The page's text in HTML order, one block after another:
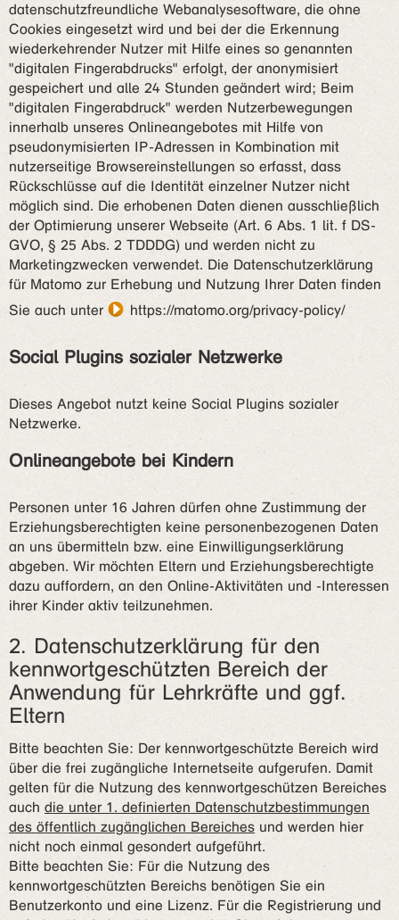
datenschutzfreundliche Webanalysesoftware, die ohne
Cookies eingesetzt wird und bei der die Erkennung
wiederkehrender Nutzer mit Hilfe eines so genannten
"digitalen Fingerabdrucks" erfolgt, der anonymisiert
gespeichert und alle 24 Stunden geändert wird; Beim
"digitalen Fingerabdruck" werden Nutzerbewegungen
innerhalb unseres Onlineangebotes mit Hilfe von
pseudonymisierten IP-Adressen in Kombination mit
nutzerseitige Browsereinstellungen so erfasst, dass
Rückschlüsse auf die Identität einzelner Nutzer nicht
möglich sind. Die erhobenen Daten dienen ausschließlich
der Optimierung unserer Webseite (Art. 6 Abs. 1 lit. f DS-
GVO, § 25 Abs. 2 TDDDG) und werden nicht zu
Marketingzwecken verwendet. Die Datenschutzerklärung
für Matomo zur Erhebung und Nutzung Ihrer Daten finden
Sie auch unter
https://matomo.org/privacy-policy/
Social Plugins sozialer Netzwerke
Dieses Angebot nutzt keine Social Plugins sozialer
Netzwerke.
Onlineangebote bei Kindern
Personen unter 16 Jahren dürfen ohne Zustimmung der
Erziehungsberechtigten keine personenbezogenen Daten
an uns übermitteln bzw. eine Einwilligungserklärung
abgeben. Wir möchten Eltern und Erziehungsberechtigte
dazu auffordern, an den Online-Aktivitäten und -Interessen
ihrer Kinder aktiv teilzunehmen.
2. Datenschutzerklärung für den
kennwortgeschützten Bereich der
Anwendung für Lehrkräfte und ggf.
Eltern
Bitte beachten Sie: Der kennwortgeschützte Bereich wird
über die frei zugängliche Internetseite aufgerufen. Damit
gelten für die Nutzung des kennwortgeschützen Bereiches
auch die unter 1. definierten Datenschutzbestimmungen
des öffentlich zugänglichen Bereiches und werden hier
nicht noch einmal gesondert aufgeführt.
Bitte beachten Sie: Für die Nutzung des
kennwortgeschützten Bereichs benötigen Sie ein
Benutzerkonto und eine Lizenz. Für die Registrierung und